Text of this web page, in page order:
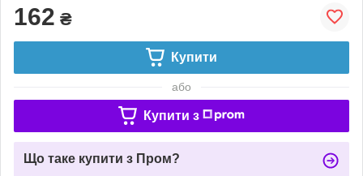
162 ₴
Купити
або
Купити з
Що таке купити з Пром?